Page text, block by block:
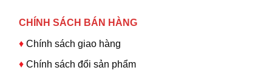
CHÍNH SÁCH BÁN HÀNG
♦ Chính sách giao hàng
♦ Chính sách đổi sản phẩm